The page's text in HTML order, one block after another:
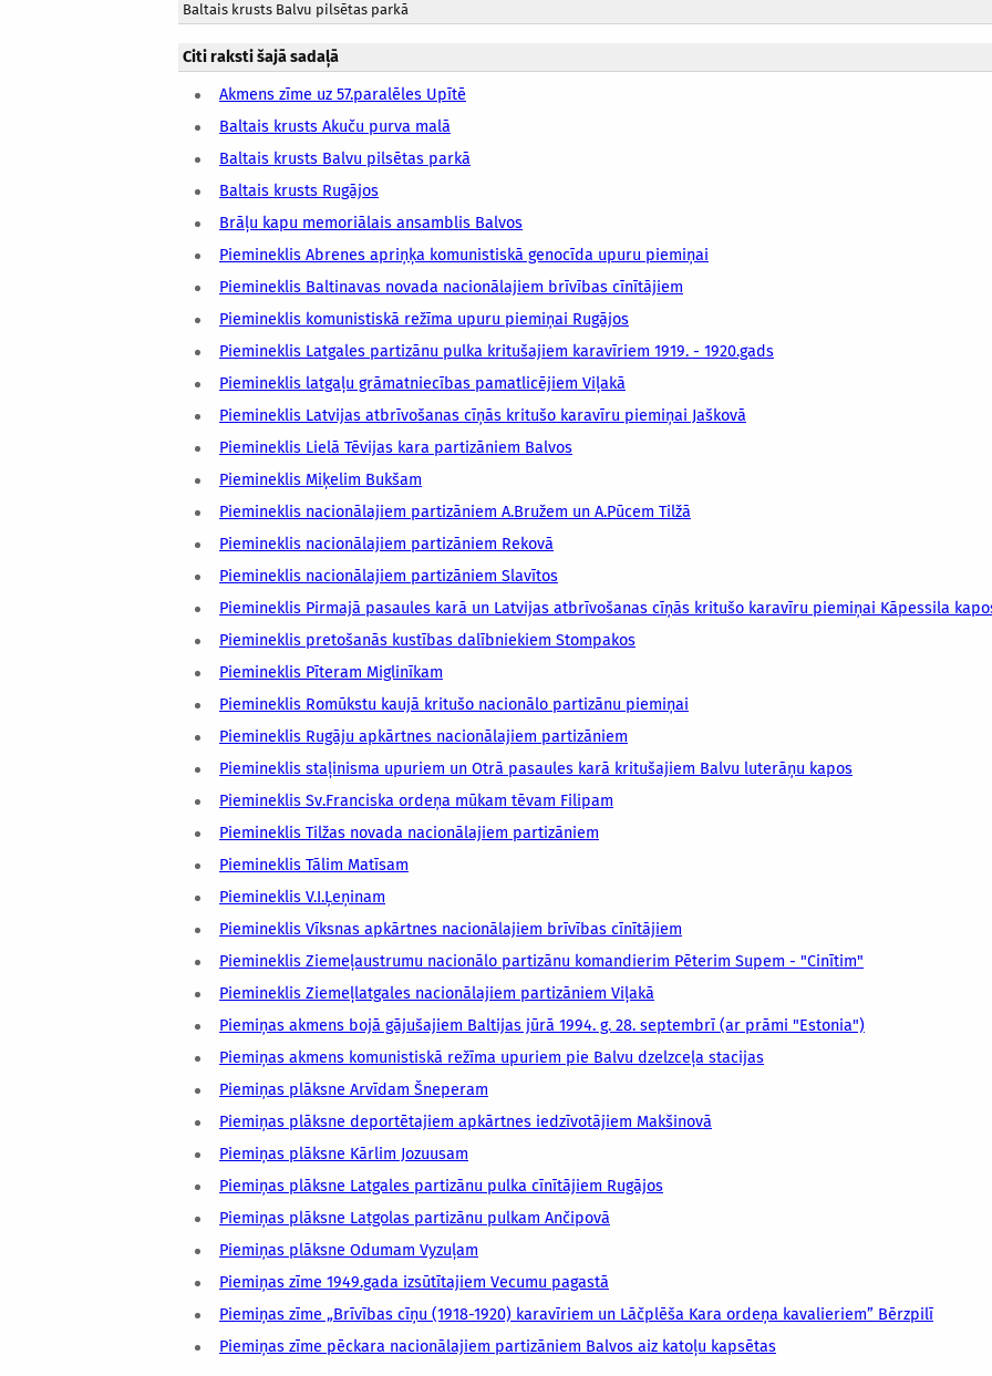
Baltais krusts Balvu pilsētas parkā
Citi raksti šajā sadaļā
Akmens zīme uz 57.paralēles Upītē
Baltais krusts Akuču purva malā
Baltais krusts Balvu pilsētas parkā
Baltais krusts Rugājos
Brāļu kapu memoriālais ansamblis Balvos
Piemineklis Abrenes apriņķa komunistiskā genocīda upuru piemiņai
Piemineklis Baltinavas novada nacionālajiem brīvības cīnītājiem
Piemineklis komunistiskā režīma upuru piemiņai Rugājos
Piemineklis Latgales partizānu pulka kritušajiem karavīriem 1919. - 1920.gads
Piemineklis latgaļu grāmatniecības pamatlicējiem Viļakā
Piemineklis Latvijas atbrīvošanas cīņās kritušo karavīru piemiņai Jaškovā
Piemineklis Lielā Tēvijas kara partizāniem Balvos
Piemineklis Miķelim Bukšam
Piemineklis nacionālajiem partizāniem A.Bružem un A.Pūcem Tilžā
Piemineklis nacionālajiem partizāniem Rekovā
Piemineklis nacionālajiem partizāniem Slavītos
Piemineklis Pirmajā pasaules karā un Latvijas atbrīvošanas cīņās kritušo karavīru piemiņai Kāpessila
Piemineklis pretošanās kustības dalībniekiem Stompakos
Piemineklis Pīteram Miglinīkam
Piemineklis Romūkstu kaujā kritušo nacionālo partizānu piemiņai
Piemineklis Rugāju apkārtnes nacionālajiem partizāniem
Piemineklis staļinisma upuriem un Otrā pasaules karā kritušajiem Balvu luterāņu kapos
Piemineklis Sv.Franciska ordeņa mūkam tēvam Filipam
Piemineklis Tilžas novada nacionālajiem partizāniem
Piemineklis Tālim Matīsam
Piemineklis V.I.Ļeņinam
Piemineklis Vīksnas apkārtnes nacionālajiem brīvības cīnītājiem
Piemineklis Ziemeļaustrumu nacionālo partizānu komandierim Pēterim Supem - "Cinītim"
Piemineklis Ziemeļlatgales nacionālajiem partizāniem Viļakā
Piemiņas akmens bojā gājušajiem Baltijas jūrā 1994. g. 28. septembrī (ar prāmi "Estonia")
Piemiņas akmens komunistiskā režīma upuriem pie Balvu dzelzceļa stacijas
Piemiņas plāksne Arvīdam Šneperam
Piemiņas plāksne deportētajiem apkārtnes iedzīvotājiem Makšinovā
Piemiņas plāksne Kārlim Jozuusam
Piemiņas plāksne Latgales partizānu pulka cīnītājiem Rugājos
Piemiņas plāksne Latgolas partizānu pulkam Ančipovā
Piemiņas plāksne Odumam Vyzuļam
Piemiņas zīme 1949.gada izsūtītajiem Vecumu pagastā
Piemiņas zīme „Brīvības cīņu (1918-1920) karavīriem un Lāčplēša Kara ordeņa kavalieriem” Bērzpilī
Piemiņas zīme pēckara nacionālajiem partizāniem Balvos aiz katoļu kapsētas